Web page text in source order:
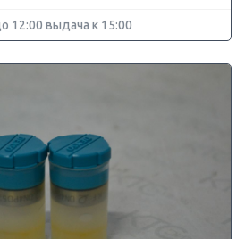
12:00 выдача к 15:00